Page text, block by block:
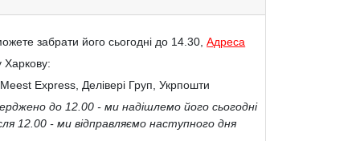
забрати його сьогодні до 14.30, Адреса
Харкову:
Express, Делівері Груп, Укрпошти
до 12.00 - ми надішлемо його сьогодні
12.00 - ми відправляємо наступного дня